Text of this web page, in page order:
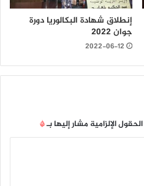
إنطلاق شهادة البكالوريا دورة
جوان 2022
2022-06-12
الحقول الإلزامية مشار إليها بـ*